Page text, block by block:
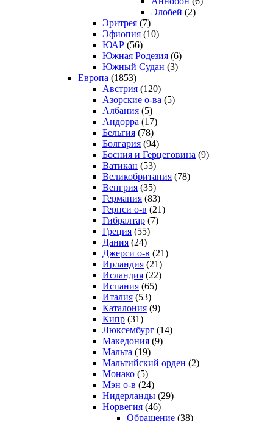
Элобей (2)
Эритрея (7)
Эфиопия (10)
ЮАР (56)
Южная Родезия (6)
Южный Судан (3)
Европа (1853)
Австрия (120)
Азорские о-ва (5)
Албания (5)
Андорра (17)
Бельгия (78)
Болгария (94)
Босния и Герцеговина (9)
Ватикан (53)
Великобритания (78)
Венгрия (35)
Германия (83)
Гернси о-в (21)
Гибралтар (7)
Греция (55)
Дания (24)
Джерси о-в (21)
Ирландия (21)
Исландия (22)
Испания (65)
Италия (53)
Каталония (9)
Кипр (31)
Люксембург (14)
Македония (9)
Мальта (19)
Мальтийский орден (2)
Монако (5)
Мэн о-в (24)
Нидерланды (29)
Норвегия (46)
Обращение (38)